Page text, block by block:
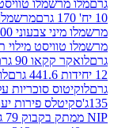
טוויסט מילוי תפוז 63 גרם
מרשמלו גלידה 100 גרם
100 גרם
מלו
מילוי תות 63 גרם
90 גרם
לקקן פיןפופ 10 יח'
על מקל חמוצות 120
פירות יער 38 גרם
מסטיק